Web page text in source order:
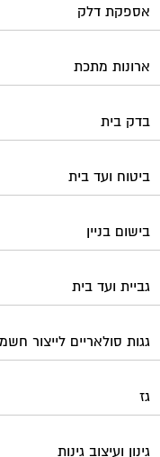
גביית ועד בית
גגות סולאריים לייצור חשמל
גז
גינון ועיצוב גינות
גנרטורים
דלתות כניסה לבניין
דפיברילטור
הדברה